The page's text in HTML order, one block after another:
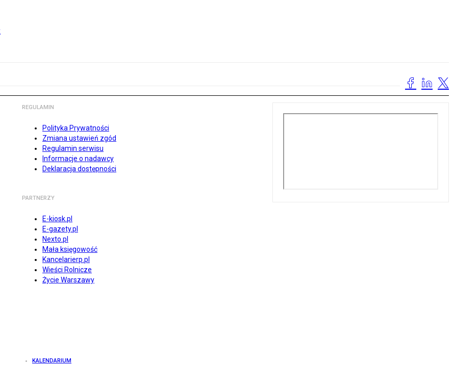
REGULAMIN
Polityka Prywatności
Zmiana ustawień zgód
Regulamin serwisu
Informacje o nadawcy
Deklaracja dostępności
PARTNERZY
E-kiosk.pl
E-gazety.pl
Nexto.pl
Mała księgowość
Kancelarierp.pl
Wieści Rolnicze
Życie Warszawy
KALENDARIUM